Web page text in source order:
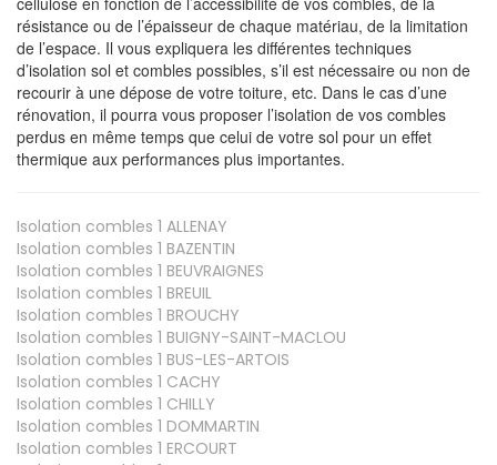
résistance ou de l’épaisseur de chaque matériau, de la limitation
de l’espace. Il vous expliquera les différentes techniques
d’isolation sol et combles possibles, s’il est nécessaire ou non de
recourir à une dépose de votre toiture, etc. Dans le cas d’une
rénovation, il pourra vous proposer l’isolation de vos combles
perdus en même temps que celui de votre sol pour un effet
thermique aux performances plus importantes.
Isolation combles 1 ALLENAY
Isolation combles 1 BAZENTIN
Isolation combles 1 BEUVRAIGNES
Isolation combles 1 BREUIL
Isolation combles 1 BROUCHY
Isolation combles 1 BUIGNY-SAINT-MACLOU
Isolation combles 1 BUS-LES-ARTOIS
Isolation combles 1 CACHY
Isolation combles 1 CHILLY
Isolation combles 1 DOMMARTIN
Isolation combles 1 ERCOURT